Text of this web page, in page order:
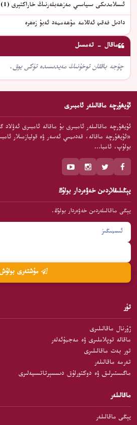
ئىسلامدىكى سىياسىي مەزھەبلەرنىڭ خاراكتېرى (1) شىئ…
دادىل فەقىھ ئەللامە مۇھەممەد ئەبۇ زەھرە
ماقال - تەمسىل
چۈجە باققان توخۇنىڭ مەيدىسىدە تۈكى يوق.
ئۇيغۇرچە ماقالىلەر ئامبىرى
ئۇيغۇرچە ماقالىلەر ئامبىرى بۇ ماقالە ئامبىرى ئەۋلاد
«ئۇيغۇرچە ماقالە، قەدىمىي ئەسەر ۋە قوليازمىلار
بولۇپ، ئامبا…
يېڭىلىقلاردىن خەۋەردار بولۇڭ
يېڭى ماقالىلەردىن خەۋەردار بولۇڭ.
تۈر
ژۇرنال ماقالىلىرى
ماقالە توپلاملىرى ۋە مەجمۇئەلەر
تور بەت ماقالىلىرى
تەرمە ماقالىلەر
ماگىستىرلىق ۋە دوكتورلۇق دىسسېرتاتسىيەلىرى
ماقالىلەر
يېڭى ماقالىلەر